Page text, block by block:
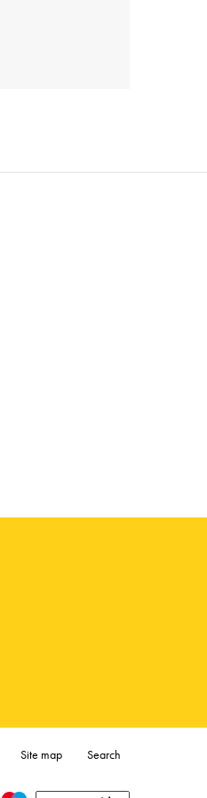
Site map Search